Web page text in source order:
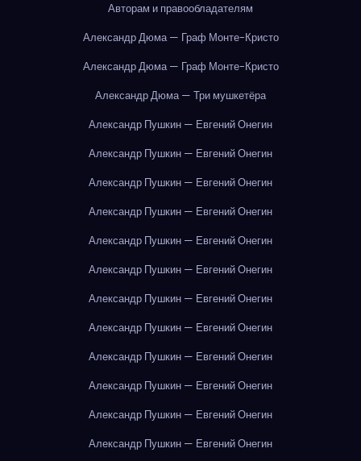
Авторам и правообладателям
Александр Дюма — Граф Монте-Кристо
Александр Дюма — Граф Монте-Кристо
Александр Дюма — Три мушкетёра
Александр Пушкин — Евгений Онегин
Александр Пушкин — Евгений Онегин
Александр Пушкин — Евгений Онегин
Александр Пушкин — Евгений Онегин
Александр Пушкин — Евгений Онегин
Александр Пушкин — Евгений Онегин
Александр Пушкин — Евгений Онегин
Александр Пушкин — Евгений Онегин
Александр Пушкин — Евгений Онегин
Александр Пушкин — Евгений Онегин
Александр Пушкин — Евгений Онегин
Александр Пушкин — Евгений Онегин